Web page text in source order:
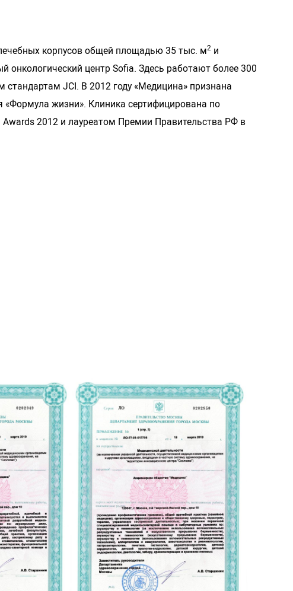
корпусов общей площадью 35 тыс. м2 и
центр Sofia. Здесь работают более 300
JCI. В 2012 году «Медицина» признана
жизни». Клиника сертифицирована по
Awards 2012 и лауреатом Премии Правительства РФ в